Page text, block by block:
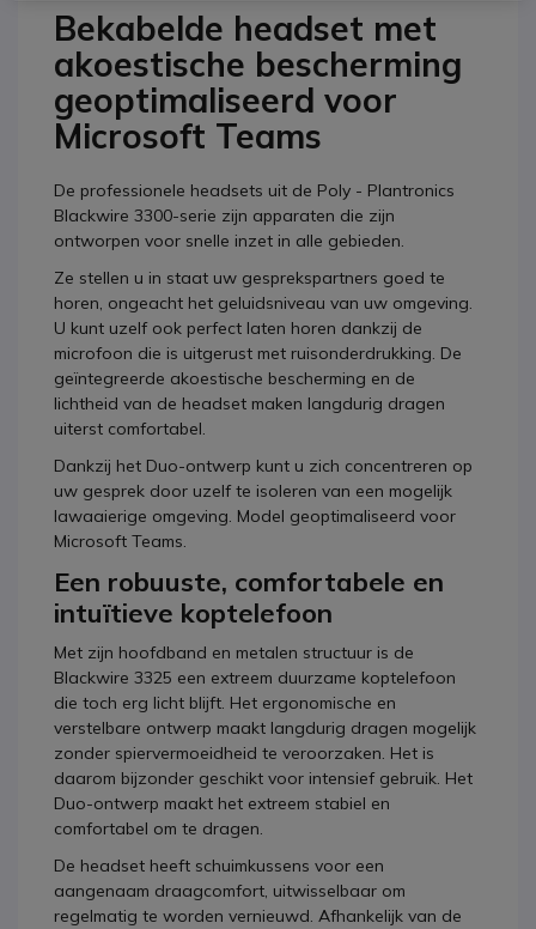
Bekabelde headset met
akoestische bescherming
geoptimaliseerd voor
Microsoft Teams
De professionele headsets uit de Poly - Plantronics
Blackwire 3300-serie zijn apparaten die zijn
ontworpen voor snelle inzet in alle gebieden.
Ze stellen u in staat uw gesprekspartners goed te
horen, ongeacht het geluidsniveau van uw omgeving.
U kunt uzelf ook perfect laten horen dankzij de
microfoon die is uitgerust met ruisonderdrukking. De
geïntegreerde akoestische bescherming en de
lichtheid van de headset maken langdurig dragen
uiterst comfortabel.
Dankzij het Duo-ontwerp kunt u zich concentreren op
uw gesprek door uzelf te isoleren van een mogelijk
lawaaierige omgeving. Model geoptimaliseerd voor
Microsoft Teams.
Een robuuste, comfortabele en
intuïtieve koptelefoon
Met zijn hoofdband en metalen structuur is de
Blackwire 3325 een extreem duurzame koptelefoon
die toch erg licht blijft. Het ergonomische en
verstelbare ontwerp maakt langdurig dragen mogelijk
zonder spiervermoeidheid te veroorzaken. Het is
daarom bijzonder geschikt voor intensief gebruik. Het
Duo-ontwerp maakt het extreem stabiel en
comfortabel om te dragen.
De headset heeft schuimkussens voor een
aangenaam draagcomfort, uitwisselbaar om
regelmatig te worden vernieuwd. Afhankelijk van de